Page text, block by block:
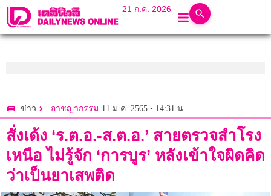
21 ก.ค. 2026
ข่าว อาชญากรรม 11 ม.ค. 2565 • 14:31 น.
สั่งเด้ง ‘ร.ต.อ.-ส.ต.อ.’ สายตรวจสำโรง
เหนือ ไม่รู้จัก ‘การบูร’ หลังเข้าใจผิดคิด
ว่าเป็นยาเสพติด